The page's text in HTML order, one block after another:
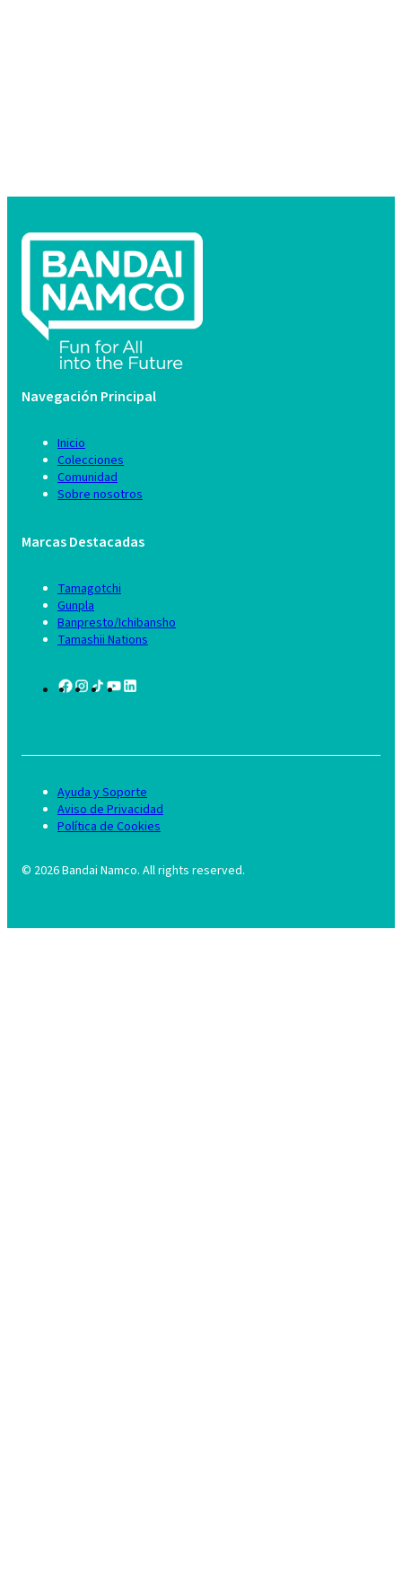
Navegación Principal
Inicio
Colecciones
Comunidad
Sobre nosotros
Marcas Destacadas
Tamagotchi
Gunpla
Banpresto/Ichibansho
Tamashii Nations
© 2026Bandai Namco. All rights reserved.
Ayuda y Soporte
Aviso de Privacidad
Política de Cookies